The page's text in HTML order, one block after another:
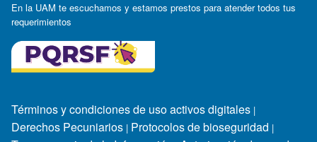
En la UAM te escuchamos y estamos prestos para atender todos tus
requerimientos
Términos y condiciones de uso activos digitales |
Derechos Pecuniarios | Protocolos de bioseguridad |